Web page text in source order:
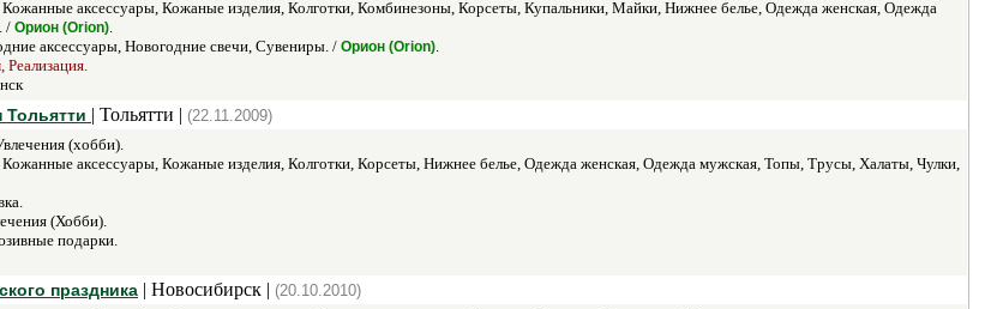
Кожанные аксессуары, Кожаные изделия, Колготки, Комбинезоны, Корсеты, Купальники, Майки, Нижнее белье, Одежда женская, Одежда
/ Орион (Orion).
аксессуары, Новогодние свечи, Сувениры. / Орион (Orion).
Реализация.
Тольятти | Тольятти | (22.11.2009)
(хобби).
аксессуары, Кожаные изделия, Колготки, Корсеты, Нижнее белье, Одежда женская, Одежда мужская, Топы, Трусы, Халаты, Чулки,
(Хобби).
подарки.
праздника | Новосибирск | (20.10.2010)